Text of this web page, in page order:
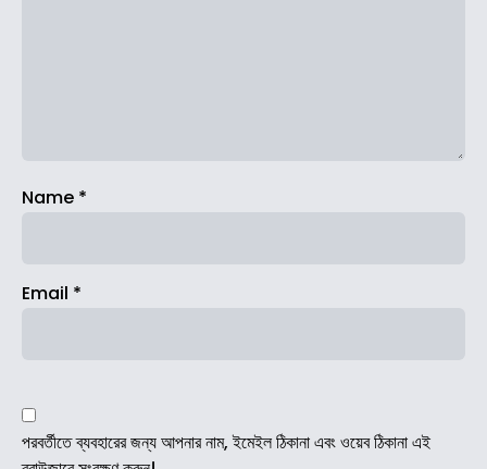
Name *
Email *
পরবর্তীতে ব্যবহারের জন্য আপনার নাম, ইমেইল ঠিকানা এবং ওয়েব ঠিকানা এই